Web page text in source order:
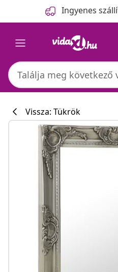
Ingyenes
Vissza: Tükrök